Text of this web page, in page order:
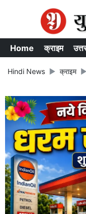
Home क्राइम
Hindi News क्राइम